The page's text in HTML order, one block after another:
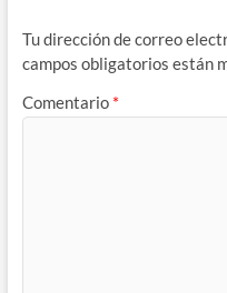
Tu dirección de correo
campos obligatorios están
Comentario *